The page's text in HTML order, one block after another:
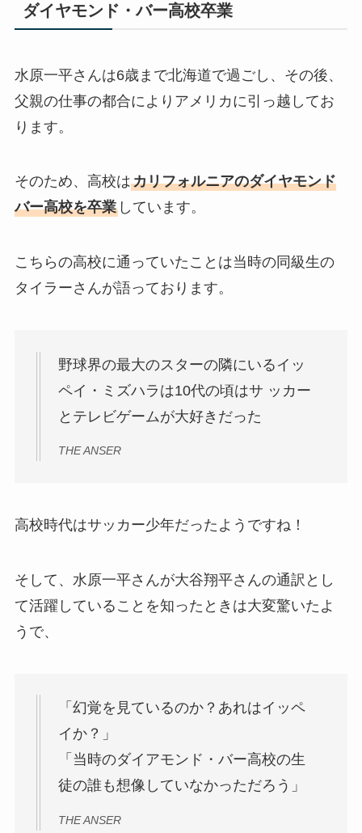
ダイヤモンド・バー高校卒業
水原一平さんは6歳まで北海道で過ごし、その後、
父親の仕事の都合によりアメリカに引っ越してお
ります。
そのため、高校はカリフォルニアのダイヤモンド
バー高校を卒業しています。
こちらの高校に通っていたことは当時の同級生の
タイラーさんが語っております。
野球界の最大のスターの隣にいるイッ
ペイ・ミズハラは10代の頃はサ ッカー
とテレビゲームが大好きだった
THE ANSER
高校時代はサッカー少年だったようですね！
そして、水原一平さんが大谷翔平さんの通訳とし
て活躍していることを知ったときは大変驚いたよ
うで、
「幻覚を見ているのか？あれはイッペ
イか？」
「当時のダイアモンド・バー高校の生
徒の誰も想像していなかっただろう」
THE ANSER